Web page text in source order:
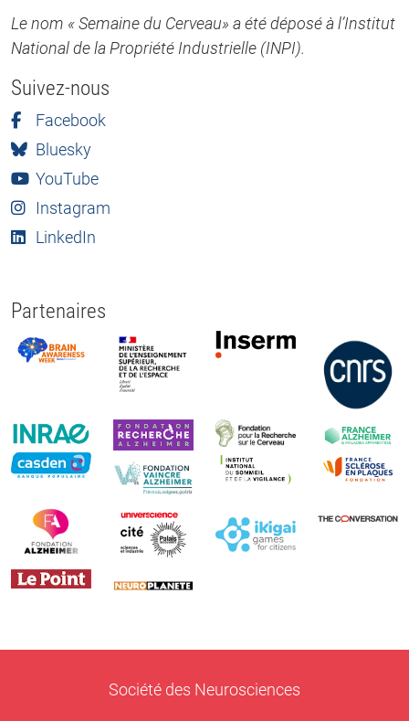
Le nom « Semaine du Cerveau» a été déposé à l’Institut
National de la Propriété Industrielle (INPI).
Suivez-nous
Facebook
Bluesky
YouTube
Instagram
LinkedIn
Partenaires
Société des Neurosciences